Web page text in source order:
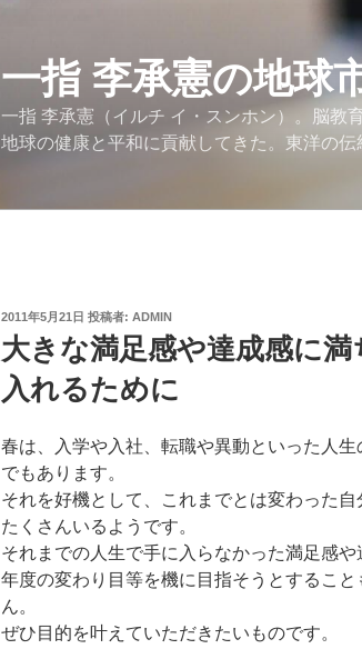
一指 李承憲の地球
一指 李承憲（イルチ イ・スンホン）。脳教
地球の健康と平和に貢献してきた。東洋の
投
日:
2011年5月21日 投稿者: ADMIN
大きな満足感や達成感に
入れるために
春は、入学や入社、転職や異動といった人
でもあります。
それを好機として、これまでとは変わった
たくさんいるようです。
それまでの人生で手に入らなかった満足感や
年度の変わり目等を機に目指そうとするこ
ん。
ぜひ目的を叶えていただきたいものです。